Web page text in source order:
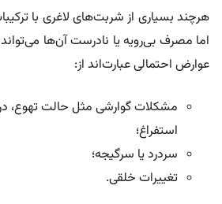
هرچند بسیاری از شربت‌های لاغری با
اما مصرف بی‌رویه یا نادرست آن‌ها
عوارض احتمالی عبارت‌اند از:
مشکلات گوارشی مثل حالت تهوع،
استفراغ؛
سردرد یا سرگیجه؛
تغییرات خلقی.